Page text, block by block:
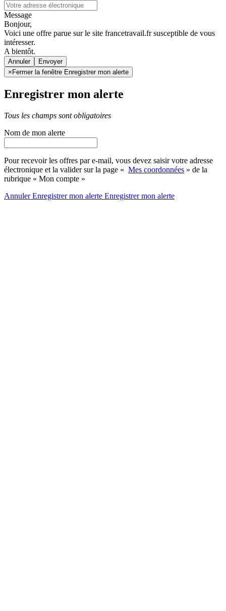
Message
Bonjour,
Voici une offre parue sur le site francetravail.fr susceptible de vous
intéresser.
A bientôt.
Annuler
× Fermer la fenêtre Enregistrer mon alerte
Enregistrer mon alerte
Tous les champs sont obligatoires
Nom de mon alerte
Pour recevoir les offres par e-mail, vous devez saisir votre adresse
électronique et la valider sur la page « Mes coordonnées » de la
rubrique « Mon compte »
AnnulerEnregistrer mon alerte Enregistrermon alerte